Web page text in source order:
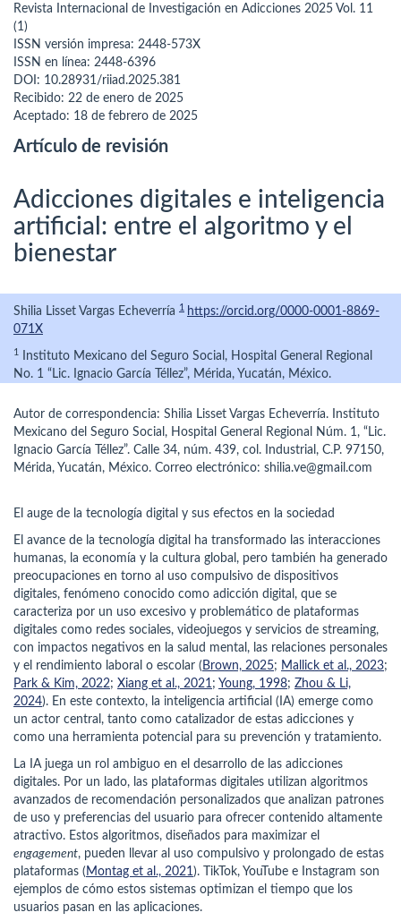
Revista Internacional de Investigación en Adicciones 2025 Vol. 11
(1)
ISSN versión impresa: 2448-573X
ISSN en línea: 2448-6396
DOI: 10.28931/riiad.2025.381
Recibido: 22 de enero de 2025
Aceptado: 18 de febrero de 2025
Artículo de revisión
Adicciones digitales e inteligencia
artificial: entre el algoritmo y el
bienestar
Shilia Lisset Vargas Echeverría 1
https://orcid.org/0000-0001-8869-
071X
1
Instituto Mexicano del Seguro Social, Hospital General Regional
No. 1 “Lic. Ignacio García Téllez”, Mérida, Yucatán, México.
Autor de correspondencia: Shilia Lisset Vargas Echeverría. Instituto
Mexicano del Seguro Social, Hospital General Regional Núm. 1, “Lic.
Ignacio García Téllez”. Calle 34, núm. 439, col. Industrial, C.P. 97150,
Mérida, Yucatán, México. Correo electrónico: shilia.ve@gmail.com
El auge de la tecnología digital y sus efectos en la sociedad
El avance de la tecnología digital ha transformado las interacciones
humanas, la economía y la cultura global, pero también ha generado
preocupaciones en torno al uso compulsivo de dispositivos
digitales, fenómeno conocido como adicción digital, que se
caracteriza por un uso excesivo y problemático de plataformas
digitales como redes sociales, videojuegos y servicios de streaming,
con impactos negativos en la salud mental, las relaciones personales
y el rendimiento laboral o escolar ( Brown, 2025; Mallick et al., 2023;
Park & Kim, 2022; Xiang et al., 2021; Young, 1998; Zhou & Li,
2024). En este contexto, la inteligencia artificial (IA) emerge como
un actor central, tanto como catalizador de estas adicciones y
como una herramienta potencial para su prevención y tratamiento.
La IA juega un rol ambiguo en el desarrollo de las adicciones
digitales. Por un lado, las plataformas digitales utilizan algoritmos
avanzados de recomendación personalizados que analizan patrones
de uso y preferencias del usuario para ofrecer contenido altamente
atractivo. Estos algoritmos, diseñados para maximizar el
engagement, pueden llevar al uso compulsivo y prolongado de estas
plataformas ( Montag et al., 2021). TikTok, YouTube e Instagram son
ejemplos de cómo estos sistemas optimizan el tiempo que los
usuarios pasan en las aplicaciones.